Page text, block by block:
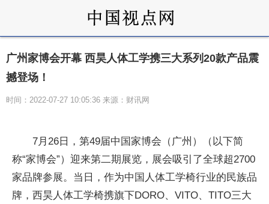
广州家博会开幕 西昊人体工学携三大系列20款产品震
撼登场！
时间：2022-07-27 10:05:36 来源：财讯网
7月26日，第49届中国家博会（广州）（以下简
称“家博会”）迎来第二期展览，展会吸引了全球超2700
家品牌参展。当日，作为中国人体工学椅行业的民族品
牌，西昊人体工学椅携旗下DORO、VITO、TITO三大